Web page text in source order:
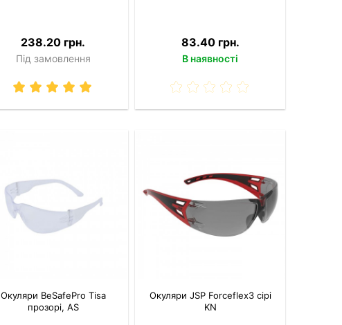
238.20 грн.
Під замовлення
83.40 грн.
В наявності
Окуляри BeSafePro Tisa
прозорі, AS
Окуляри JSP Forceflex3 сірі
KN